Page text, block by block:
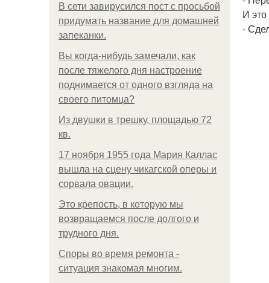
В сети завирусился пост с просьбой
придумать название для домашней
запеканки.
Вы когда-нибудь замечали, как
после тяжелого дня настроение
поднимается от одного взгляда на
своего питомца?
Из двушки в трешку, площадью 72
кв.
17 ноября 1955 года Мария Каллас
вышла на сцену чикагской оперы и
сорвала овации.
Это крепость, в которую мы
возвращаемся после долгого и
трудного дня.
Споры во время ремонта -
ситуация знакомая многим.
И
-